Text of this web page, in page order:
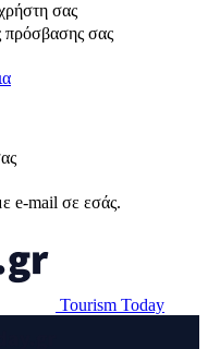
σας
πρόσβασης σας
e-mail σε εσάς.
Tourism Today